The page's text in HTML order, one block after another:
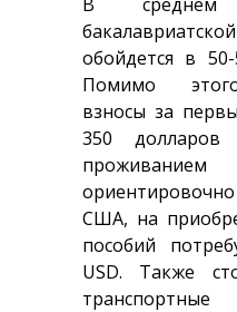
обойдется в
Помимо
взносы за
350
США, на
пособий
USD. Также
транспортные